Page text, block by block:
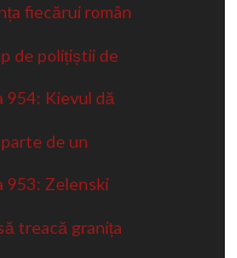
fiecărui român
de polițiștii de
954: Kievul dă
de un
953: Zelenski
treacă granița